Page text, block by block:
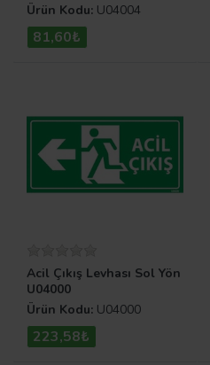
Ürün Kodu: U04004
81,60₺
Acil Çıkış Levhası Sol Yön
U04000
Ürün Kodu: U04000
223,58₺